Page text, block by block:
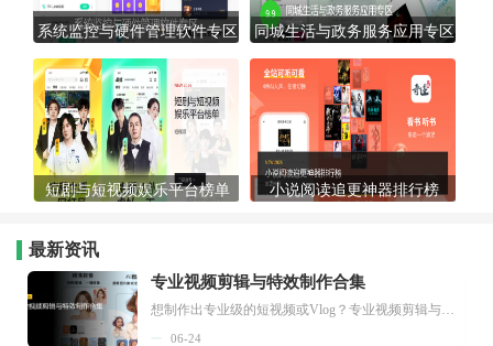
系统监控与硬件管理软件专区 同城生活与政务服务应用专区
短剧与短视频娱乐平台榜单 小说阅读追更神器排行榜
最新资讯
专业视频剪辑与特效制作合集
想制作出专业级的短视频或Vlog？专业视频剪辑与特效制作大全专题为你提供了从剪辑、抠像到特效包装的全套解决方案。无论是添加炫酷的片头、进行精准的视频抠图，还是制...
06-24